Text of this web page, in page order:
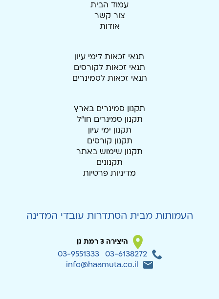
עמוד הבית
צור קשר
אודות
תנאי זכאות לימי עיון
תנאי זכאות לקורסים
תנאי זכאות לסמינרים
תקנון סמינרים בארץ
תקנון סמינרים חו"ל
תקנון ימי עיון
תקנון קורסים
תקנון שימוש באתר
תקנונים
מדיניות פרטיות
העמותות מבית הסתדרות עובדי המדינה
היצירה 3 רמת גן
03-6138272
03-9551333
info@haamuta.co.il